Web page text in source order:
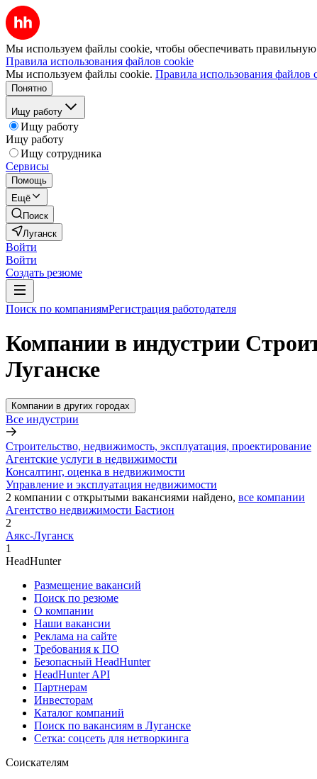
Мы используем файлы cookie, чтобы обеспечивать правильную
Правила использования файлов cookie
Мы используем файлы cookie. Правила использования файлов
Понятно
Ищу работу
Ищу работу
Ищу работу
Ищу сотрудника
Сервисы
Помощь
Ещё
Поиск
Луганск
Войти
Войти
Создать резюме
Поиск по компаниямРегистрация работодателя
Компании в индустрии
Луганске
Компании в других городах
Все индустрии
Строительство, недвижимость, эксплуатация, проектирование
Агентские услуги в недвижимости
Консалтинг, оценка в недвижимости
Управление и эксплуатация недвижимости
2 компании с открытыми вакансиями найдено, все компании
Агентство недвижимости Бастион
2
Аякс-Луганск
1
HeadHunter
Размещение вакансий
Поиск по резюме
О компании
Наши вакансии
Реклама на сайте
Требования к ПО
Безопасный HeadHunter
HeadHunter API
Партнерам
Инвесторам
Каталог компаний
Поиск по вакансиям в Луганске
Сетка: соцсеть для нетворкинга
Соискателям